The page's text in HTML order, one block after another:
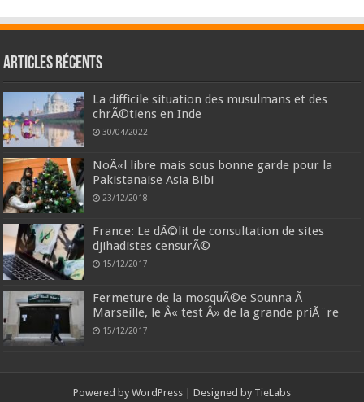
Articles récents
La difficile situation des musulmans et des
chrÃ©tiens en Inde
30/04/2022
NoÃ«l libre mais sous bonne garde pour la
Pakistanaise Asia Bibi
23/12/2018
France: Le dÃ©lit de consultation de sites
djihadistes censurÃ©
15/12/2017
Fermeture de la mosquÃ©e Sounna Ã
Marseille, le Â« test Â» de la grande priÃ¨re
15/12/2017
Powered by WordPress | Designed by TieLabs